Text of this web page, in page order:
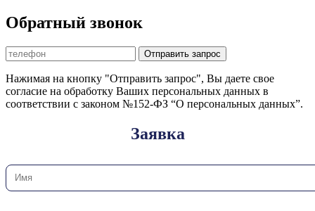
Обратный звонок
Отправить запрос
Нажимая на кнопку "Отправить запрос", Вы даете свое
согласие на обработку Ваших персональных данных в
соответствии с законом №152-ФЗ “О персональных данных”.
Заявка